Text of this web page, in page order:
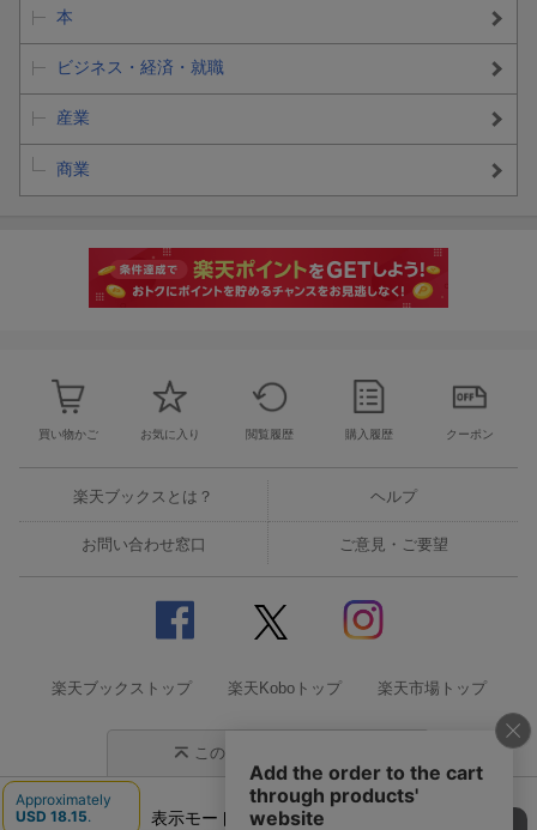
本
ビジネス・経済・就職
産業
商業
買い物かご お気に入り 閲覧履歴 購入履歴 クーポン
楽天ブックスとは？ ヘルプ
お問い合わせ窓口 ご意見・ご要望
楽天ブックストップ 楽天Koboトップ 楽天市場トップ
このページの先頭に戻る
表示モード モバイル